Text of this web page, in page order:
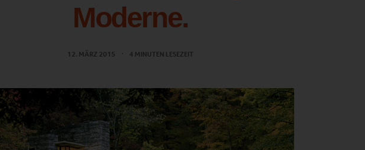
Moderne.
12. MÄRZ 2015 4 MINUTEN LESEZEIT